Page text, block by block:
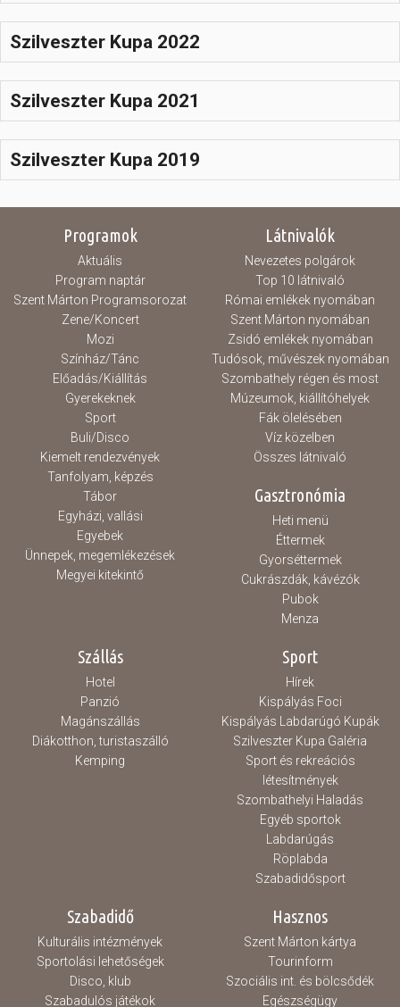
Szilveszter Kupa 2022
Szilveszter Kupa 2021
Szilveszter Kupa 2019
Programok
Aktuális
Program naptár
Szent Márton Programsorozat
Zene/Koncert
Mozi
Színház/Tánc
Előadás/Kiállítás
Gyerekeknek
Sport
Buli/Disco
Kiemelt rendezvények
Tanfolyam, képzés
Tábor
Egyházi, vallási
Egyebek
Ünnepek, megemlékezések
Megyei kitekintő
Látnivalók
Nevezetes polgárok
Top 10 látnivaló
Római emlékek nyomában
Szent Márton nyomában
Zsidó emlékek nyomában
Tudósok, művészek nyomában
Szombathely régen és most
Múzeumok, kiállítóhelyek
Fák ölelésében
Víz közelben
Összes látnivaló
Gasztronómia
Heti menü
Éttermek
Gyorséttermek
Cukrászdák, kávézók
Pubok
Menza
Szállás
Hotel
Panzió
Magánszállás
Diákotthon, turistaszálló
Kemping
Sport
Hírek
Kispályás Foci
Kispályás Labdarúgó Kupák
Szilveszter Kupa Galéria
Sport és rekreációs
létesítmények
Szombathelyi Haladás
Egyéb sportok
Labdarúgás
Röplabda
Szabadidősport
Szabadidő
Kulturális intézmények
Sportolási lehetőségek
Disco, klub
Szabadulós játékok
Hasznos
Szent Márton kártya
Tourinform
Szociális int. és bölcsődék
Egészségügy